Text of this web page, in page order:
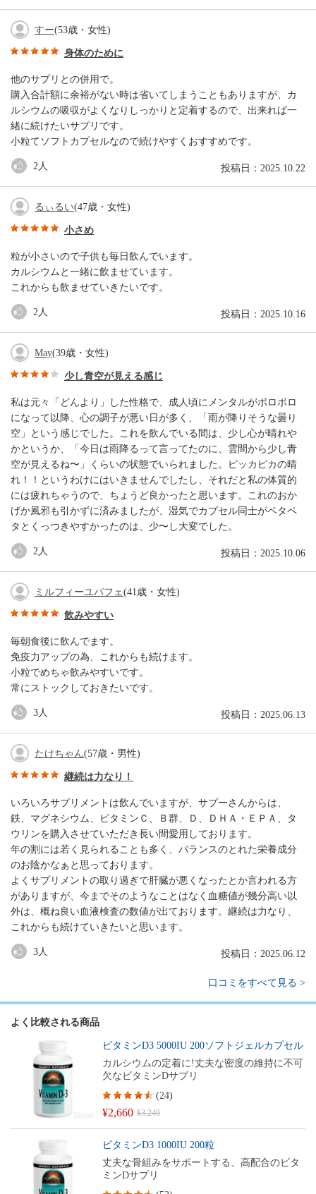
すー(53歳・女性)
身体のために
他のサプリとの併用で。
購入合計額に余裕がない時は省いてしまうこともありますが、カ
ルシウムの吸収がよくなりしっかりと定着するので、出来れば一
緒に続けたいサプリです。
小粒てソフトカプセルなので続けやすくおすすめです。
投稿日：2025.10.22
2人
るぃるい(47歳・女性)
小さめ
粒が小さいので子供も毎日飲んでいます。
カルシウムと一緒に飲ませています。
これからも飲ませていきたいです。
投稿日：2025.10.16
2人
May(39歳・女性)
少し青空が見える感じ
私は元々「どんより」した性格で、成人頃にメンタルがボロボロ
になって以降、心の調子が悪い日が多く、「雨が降りそうな曇り
空」という感じでした。これを飲んでいる間は、少し心が晴れや
かというか、「今日は雨降るって言ってたのに、雲間から少し青
空が見えるね〜」くらいの状態でいられました。ピッカピカの晴
れ！！というわけにはいきませんでしたし、それだと私の体質的
には疲れちゃうので、ちょうど良かったと思います。これのおか
げか風邪も引かずに済みましたが、湿気でカプセル同士がペタペ
タとくっつきやすかったのは、少〜し大変でした。
投稿日：2025.10.06
2人
ミルフィーユパフェ(41歳・女性)
飲みやすい
毎朝食後に飲んでます。
免疫力アップの為、これからも続けます。
小粒でめちゃ飲みやすいです。
常にストックしておきたいです。
投稿日：2025.06.13
3人
たけちゃん(57歳・男性)
継続は力なり！
いろいろサプリメントは飲んでいますが、サプーさんからは、
鉄、マグネシウム、ビタミンＣ、Ｂ群、Ｄ、ＤＨＡ・ＥＰＡ、タ
ウリンを購入させていただき長い間愛用しております。
年の割には若く見られることも多く、バランスのとれた栄養成分
のお陰かなぁと思っております。
よくサプリメントの取り過ぎで肝臓が悪くなったとか言われる方
がありますが、今までそのようなことはなく血糖値が幾分高い以
外は、概ね良い血液検査の数値が出ております。継続は力なり、
これからも続けていきたいと思います。
投稿日：2025.06.12
3人
口コミをすべて見る >
よく比較される商品
ビタミンD3 5000IU 200ソフトジェルカプセル
カルシウムの定着に!丈夫な密度の維持に不可
欠なビタミンDサプリ
¥2,660 ¥3,240
(24)
ビタミンD3 1000IU 200粒
丈夫な骨組みをサポートする、高配合のビタ
ミンDサプリ